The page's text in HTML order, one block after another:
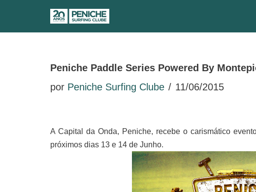
Peniche Paddle Series Powered By
por Peniche Surfing Clube 11/06/2015
A Capital da Onda, Peniche, recebe o carismático
próximos dias 13 e 14 de Junho.